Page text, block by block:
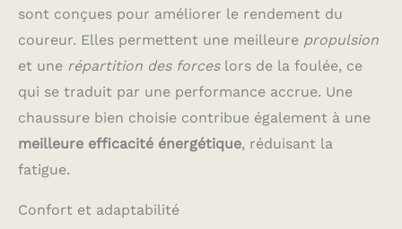
sont conçues pour améliorer le rendement du
coureur. Elles permettent une meilleure propulsion
et une répartition des forceslors de la foulée, ce
qui se traduit par une performance accrue. Une
chaussure bien choisie contribue également à une
meilleure efficacité énergétique, réduisant la
fatigue.
Confort et adaptabilité